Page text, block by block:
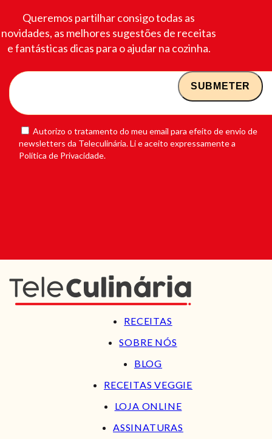
Queremos partilhar consigo todas as
novidades, as melhores sugestões de receitas
e fantásticas dicas para o ajudar na cozinha.
Autorizo o tratamento do meu email para efeito de envio de
newsletters da Teleculinária. Li e aceito expressamente a
Política de Privacidade.
RECEITAS
SOBRE NÓS
BLOG
RECEITAS VEGGIE
LOJA ONLINE
ASSINATURAS